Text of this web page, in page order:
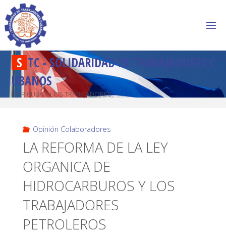
S TC-SOLIDARIDADD R A BAJADORES C
U BANOS
POR CUBA Y LOS TRABAJADORES
Opinión Colaboradores
LA REFORMA DE LA LEY
ORGANICA DE
HIDROCARBUROS Y LOS
TRABAJADORES
PETROLEROS